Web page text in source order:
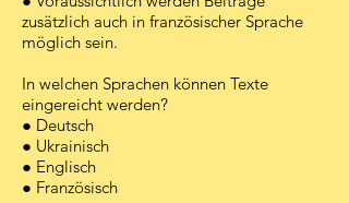
zusätzlich auch in französischer Sprache
möglich sein.
In welchen Sprachen können Texte
eingereicht werden?
● Deutsch
● Ukrainisch
● Englisch
● Französisch